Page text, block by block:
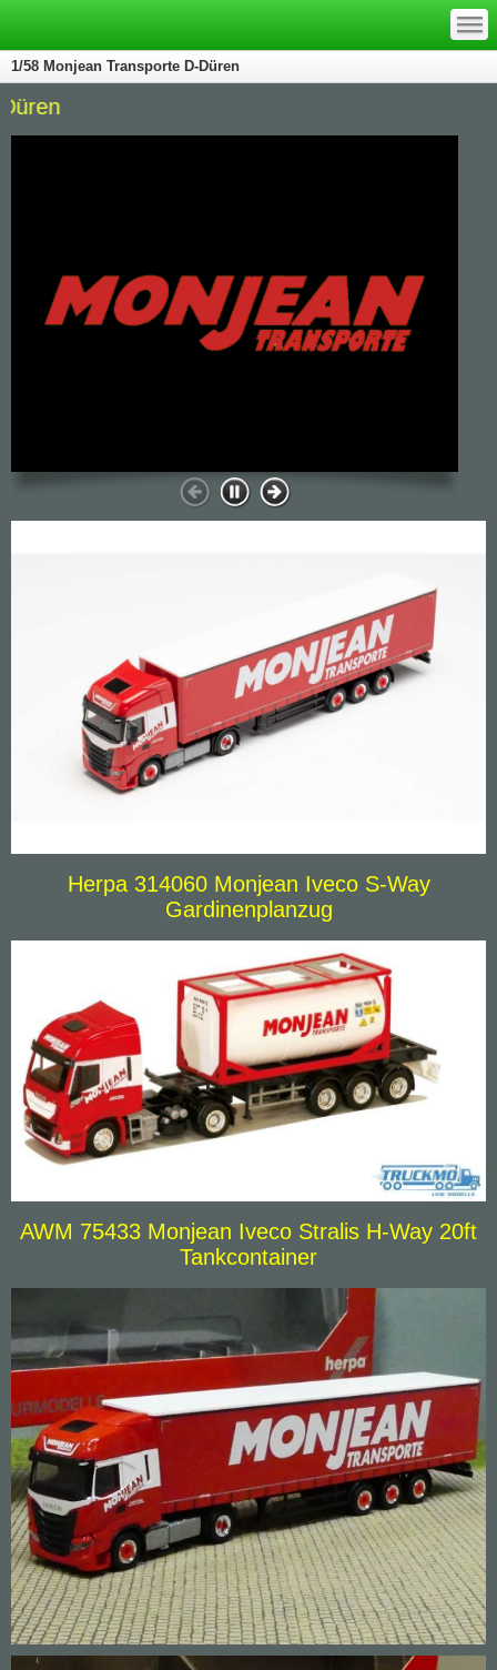
—
—
—
1/58 Monjean Transporte D-Düren
Herpa 314060 Monjean Iveco S-Way
Gardinenplanzug
AWM 75433 Monjean Iveco Stralis H-Way 20ft
Tankcontainer